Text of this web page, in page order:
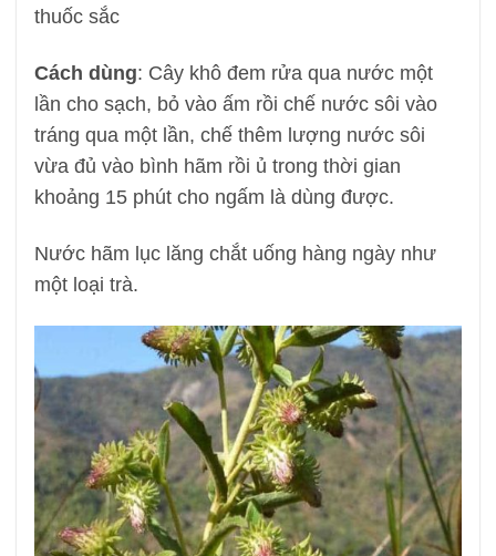
thuốc sắc
Cách dùng: Cây khô đem rửa qua nước một
lần cho sạch, bỏ vào ấm rồi chế nước sôi vào
tráng qua một lần, chế thêm lượng nước sôi
vừa đủ vào bình hãm rồi ủ trong thời gian
khoảng 15 phút cho ngấm là dùng được.
Nước hãm lục lăng chắt uống hàng ngày như
một loại trà.